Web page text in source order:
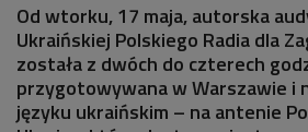
Od wtorku, 17 maja, autorska
Ukraińskiej Polskiego Radia dla
została z dwóch do czterech
przygotowywana w Warszawie i
języku ukraińskim – na antenie